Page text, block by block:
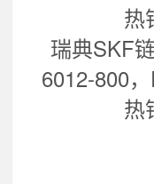
热
瑞典SKF
6012-800
热